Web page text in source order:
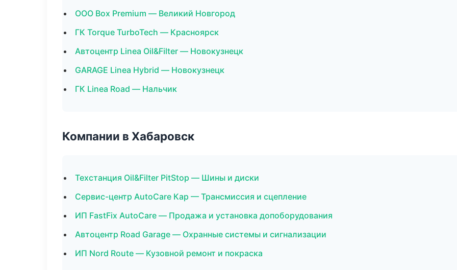
ООО Box Premium — Великий Новгород
ГК Torque TurboTech — Красноярск
Автоцентр Linea Oil&Filter — Новокузнецк
GARAGE Linea Hybrid — Новокузнецк
ГК Linea Road — Нальчик
Компании в Хабаровск
Техстанция Oil&Filter PitStop — Шины и диски
Сервис-центр AutoCare Кар — Трансмиссия и сцепление
ИП FastFix AutoCare — Продажа и установка допоборудования
Автоцентр Road Garage — Охранные системы и сигнализации
ИП Nord Route — Кузовной ремонт и покраска